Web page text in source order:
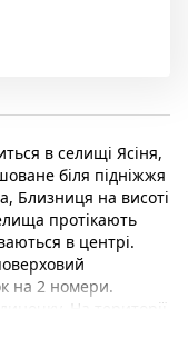
в селищі Ясіня,
біля підніжжя
Близниця на висоті
протікають
в центрі.
на 2 номери.
На території
мангал,